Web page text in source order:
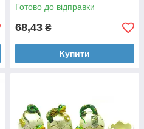
Готово до відправки
68,43 ₴
Купити